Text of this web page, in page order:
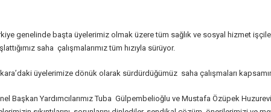
genelinde başta üyelerimiz olmak üzere tüm sağlık ve sosyal hizmet
saha çalışmalarımız tüm hızıyla sürüyor.
üyelerimize dönük olarak sürdürdüğümüz saha çalışmaları
Başkan Yardımcılarımız Tuba Gülpembelioğlu ve Mustafa Özüpek